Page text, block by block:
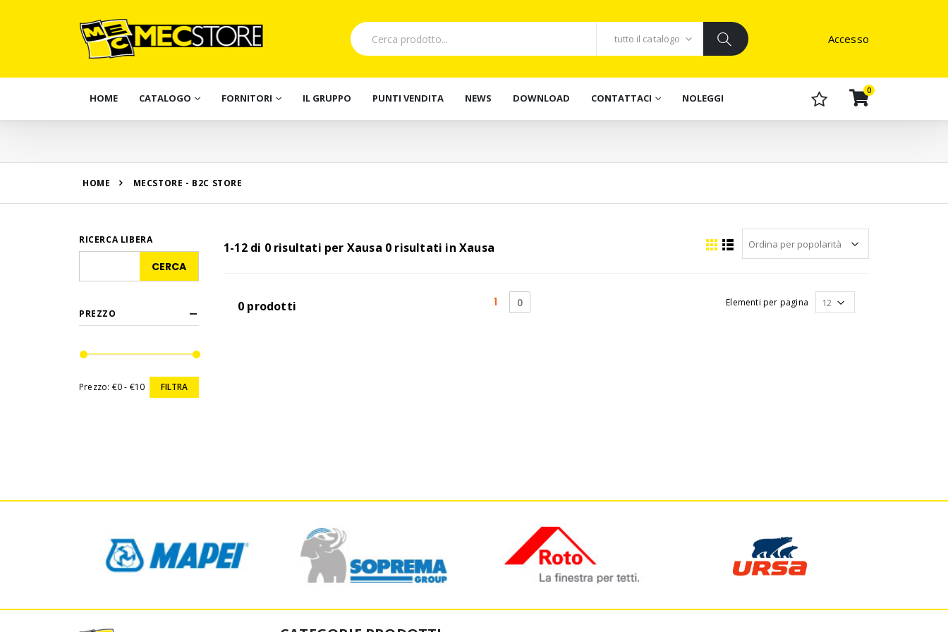
Accesso
HOME CATALOGO FORNITORI IL GRUPPO PUNTI VENDITA NEWS DOWNLOAD CONTATTACI NOLEGGI
0
HOME MECSTORE - B2C STORE
1-12 di 0 risultati per Xausa 0 risultati in Xausa
0 prodotti 1(current)
0 Elementi per pagina
RICERCA LIBERA
PREZZO
Prezzo: €0 - €10 FILTRA